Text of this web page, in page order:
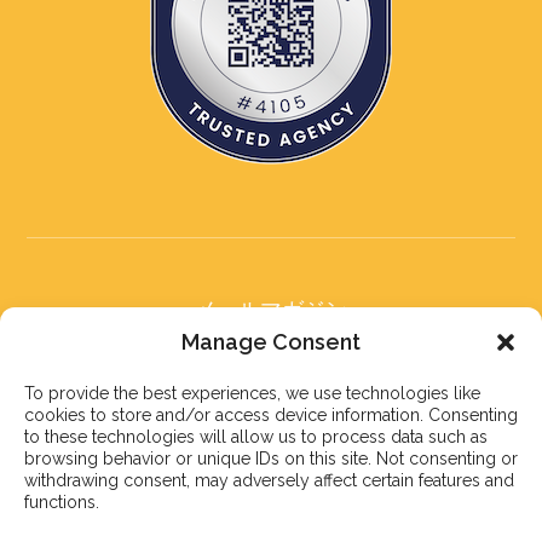
Manage Consent
To provide the best experiences, we use technologies like
cookies to store and/or access device information. Consenting
to these technologies will allow us to process data such as
browsing behavior or unique IDs on this site. Not consenting or
withdrawing consent, may adversely affect certain features and
functions.
メールマガジン
メールマガジンに登録する
登録する